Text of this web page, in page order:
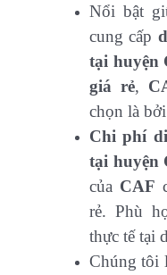
Nổi bật
cung cấp
tại huyện
giá rẻ,
chọn là
Chi phí
tại huyện
của CAF
rẻ. Phù
thực tế tại
Chúng tôi